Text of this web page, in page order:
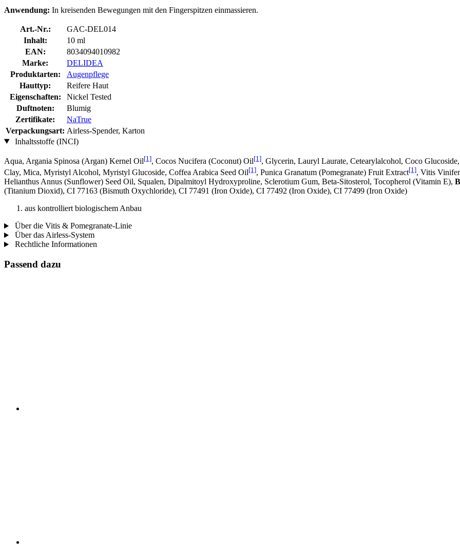
Anwendung: In kreisenden Bewegungen mit den Fingerspitzen einmassieren.
Art.-Nr.:
GAC-DEL014
Inhalt:
10 ml
EAN:
8034094010982
Marke:
DELIDEA
Produktarten:
Augenpflege
Hauttyp:
Reifere Haut
Eigenschaften:
Nickel Tested
Duftnoten:
Blumig
Zertifikate:
NaTrue
Verpackungsart: Airless-Spender, Karton
Inhaltsstoffe (INCI)
Aqua, Argania Spinosa (Argan) Kernel Oil[1], Cocos Nucifera (Coconut) Oil[1], Glycerin, Lauryl Laurate, Cetearylalcohol, Coco
Clay, Mica, Myristyl Alcohol, Myristyl Glucoside, Coffea Arabica Seed Oil[1], Punica Granatum (Pomegranate) Fruit Extract[1], Vitis
Helianthus Annus (Sunflower) Seed Oil, Squalen, Dipalmitoyl Hydroxyproline, Sclerotium Gum, Beta-Sitosterol, Tocopherol (Vitamin E),
(Titanium Dioxid), CI 77163 (Bismuth Oxychloride), CI 77491 (Iron Oxide), CI 77492 (Iron Oxide), CI 77499 (Iron Oxide)
aus kontrolliert biologischem Anbau
Über die Vitis & Pomegranate-Linie
Über das Airless-System
Rechtliche Informationen
Passend dazu